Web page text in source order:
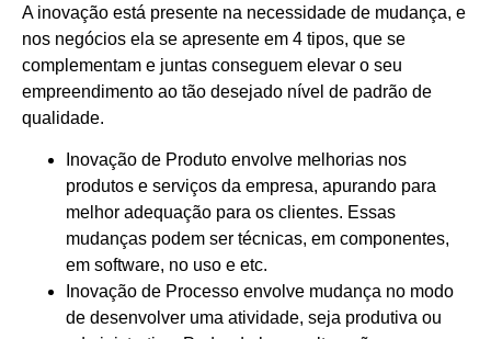
A inovação está presente na necessidade de mudança, e
nos negócios ela se apresente em 4 tipos, que se
complementam e juntas conseguem elevar o seu
empreendimento ao tão desejado nível de padrão de
qualidade.
Inovação de Produto envolve melhorias nos
produtos e serviços da empresa, apurando para
melhor adequação para os clientes. Essas
mudanças podem ser técnicas, em componentes,
em software, no uso e etc.
Inovação de Processo envolve mudança no modo
de desenvolver uma atividade, seja produtiva ou